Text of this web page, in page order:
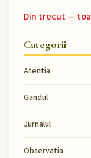
Din trecut —
Categorii
Atentia
Gandul
Jurnalul
Observatia